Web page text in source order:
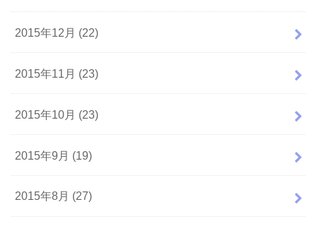
2015年12月 (22)
2015年11月 (23)
2015年10月 (23)
2015年9月 (19)
2015年8月 (27)